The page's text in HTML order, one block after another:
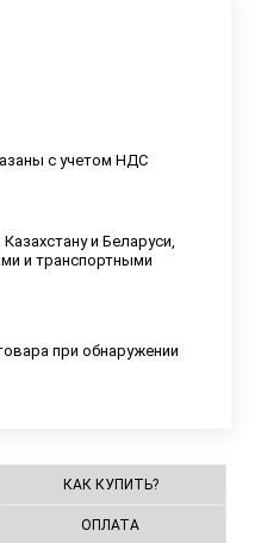
с учетом НДС
и Беларуси,
и транспортными
при обнаружении
КАК КУПИТЬ?
ОПЛАТА